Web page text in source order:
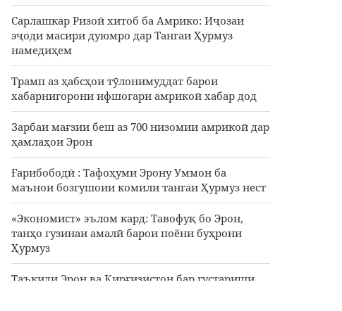
Сарлашкар Ризоӣ хитоб ба Амрико: Иҷозаи
эҷоди масири дуюмро дар Тангаи Ҳурмуз
намедиҳем
Трамп аз ҳабсҳои тӯлонимуддат барои
хабарнигорони ифшогари амрикоӣ хабар дод
Зарбаи мағзии беш аз 700 низомии амрикоӣ дар
ҳамлаҳои Эрон
Ғарибободӣ : Тафоҳуми Эрону Уммон ба
маънои бозгушоии комили тангаи Ҳурмуз нест
«Экономист» эълом кард: Тавофуқ бо Эрон,
танҳо гузинаи амалӣ барои поёни буҳрони
Ҳурмуз
Таъкиди Эрон ва Қирғизистон бар густариши